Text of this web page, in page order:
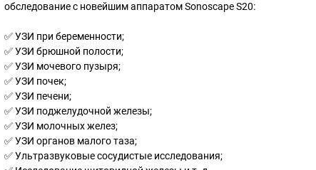
обследование с новейшим аппаратом Sonoscape S20:
✅ УЗИ при беременности;
✅ УЗИ брюшной полости;
✅ УЗИ мочевого пузыря;
✅ УЗИ почек;
✅ УЗИ печени;
✅ УЗИ поджелудочной железы;
✅ УЗИ молочных желез;
✅ УЗИ органов малого таза;
✅ Ультразвуковые сосудистые исследования;